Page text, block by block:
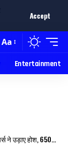
Accept
Aa
Entertainment
बैटरी और IP64 रेटिंग, जानें कीमत।